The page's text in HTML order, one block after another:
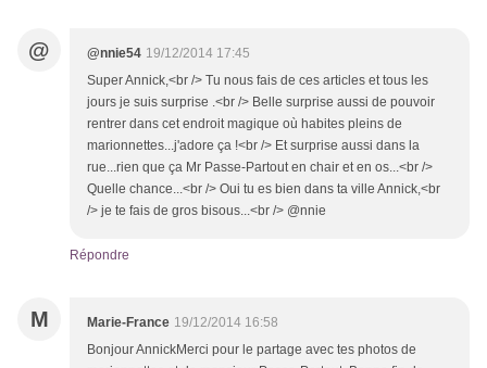
@ @nnie54 19/12/2014 17:45
Super Annick,<br /> Tu nous fais de ces articles et tous les
jours je suis surprise .<br /> Belle surprise aussi de pouvoir
rentrer dans cet endroit magique où habites pleins de
marionnettes...j'adore ça !<br /> Et surprise aussi dans la
rue...rien que ça Mr Passe-Partout en chair et en os...<br />
Quelle chance...<br /> Oui tu es bien dans ta ville Annick,<br
/> je te fais de gros bisous...<br /> @nnie
Répondre
M Marie-France 19/12/2014 16:58
Bonjour AnnickMerci pour le partage avec tes photos de